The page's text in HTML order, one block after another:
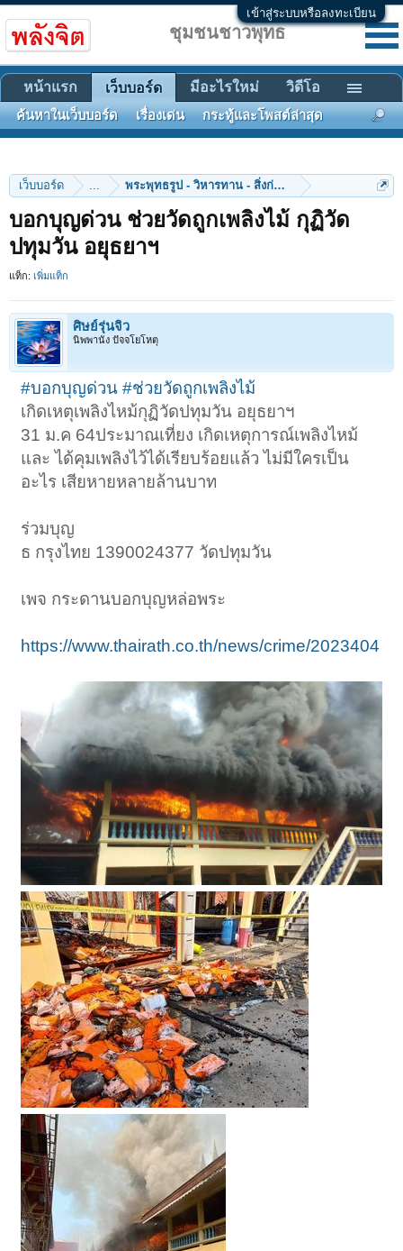
เข้าสู่ระบบหรือลงทะเบียน
เว็บบอร์ด ... พระพุทธรูป - วิหารทาน - สิ่งก่อสร้าง
บอกบุญด่วน ช่วยวัดถูกเพลิงไม้ กุฏิวัด
ปทุมวัน อยุธยาฯ
แท็ก: เพิ่มแท็ก
ศิษย์รุ่นจิ๋ว
นิพพานัง ปัจจโยโหตุ
#บอกบุญด่วน #ช่วยวัดถูกเพลิงไม้
เกิดเหตุเพลิงไหม้กุฏิวัดปทุมวัน อยุธยาฯ
31 ม.ค 64ประมาณเที่ยง เกิดเหตุการณ์เพลิงไหม้
และ ได้คุมเพลิงไว้ได้เรียบร้อยแล้ว ไม่มีใครเป็น
อะไร เสียหายหลายล้านบาท
ร่วมบุญ
ธ กรุงไทย 1390024377 วัดปทุมวัน
เพจ กระดานบอกบุญหล่อพระ
https://www.thairath.co.th/news/crime/2023404
ชุมชนชาวพุทธ
หน้าแรก เว็บบอร์ด
ค้นหาในเว็บบอร์ด เรื่องเด่น กระทู้และโพสต์ล่าสุด
มีอะไรใหม่ วิดีโอ